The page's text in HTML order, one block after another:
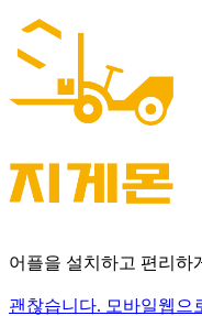
어플을 설치하고 편리하
괜찮습니다. 모바일웹으